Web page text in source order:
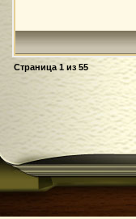
Страница1из 55